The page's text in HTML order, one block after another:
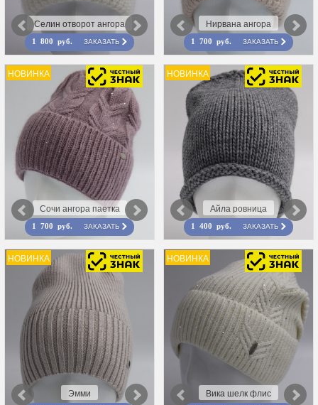
Селин отворот ангора
1 800 руб. ЗАКАЗАТЬ
Нирвана ангора
1 700 руб. ЗАКАЗАТЬ
НОВИНКА
Сочи ангора паетка
1 700 руб. ЗАКАЗАТЬ
НОВИНКА
Айла ровница
1 400 руб. ЗАКАЗАТЬ
НОВИНКА
Эмми
НОВИНКА
Вика шелк флис